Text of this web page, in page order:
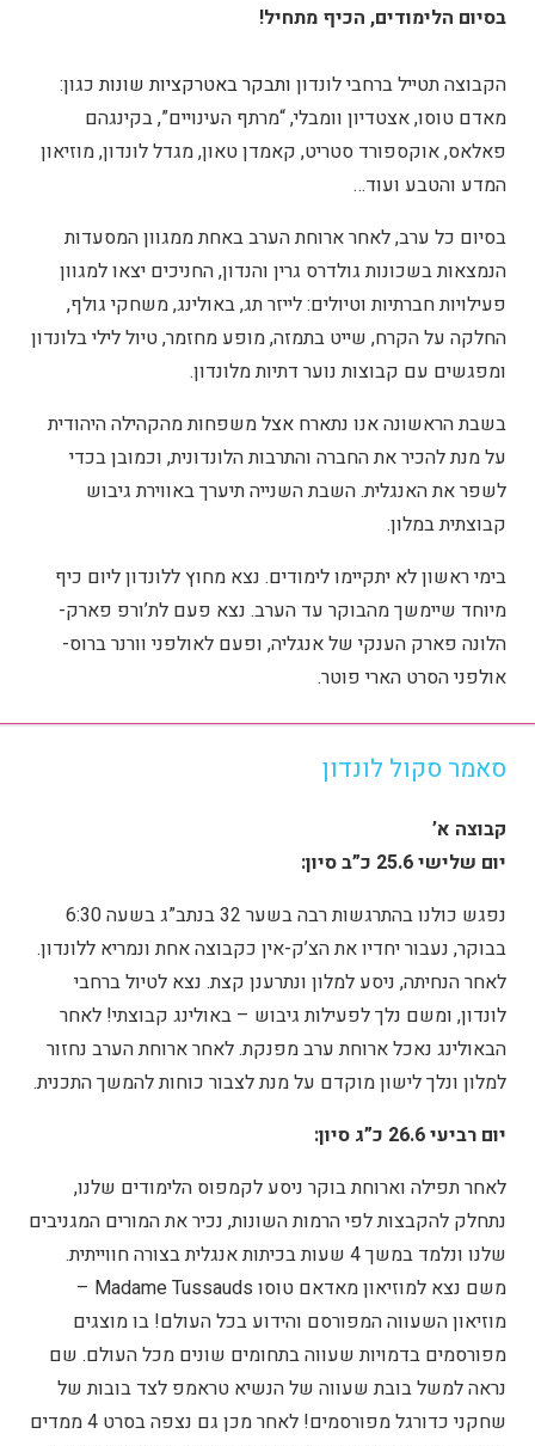
בסיום הלימודים, הכיף מתחיל!
הקבוצה תטייל ברחבי לונדון ותבקר באטרקציות שונותכגון:
מאדם טוסו, אצטדיון וומבלי, “מרתף העינויים”, בקינגהם
פאלאס, אוקספורד סטריט, קאמדן טאון, מגדל לונדון, מוזיאון
המדע והטבע ועוד…
בסיום כל ערב, לאחר ארוחת הערב באחת ממגוון המסעדות
הנמצאות בשכונות גולדרס גרין והנדון, החניכים יצאו למגוון
פעילויות חברתיות וטיולים: לייזר תג, באולינג, משחקי גולף,
החלקה על הקרח, שייט בתמזה, מופע מחזמר, טיול לילי בלונדון
ומפגשים עם קבוצות נוער דתיות מלונדון.
בשבת הראשונה אנו נתארח אצל משפחות מהקהילה היהודית
על מנת להכיר את החברה והתרבות הלונדונית, וכמובן בכדי
לשפר את האנגלית. השבת השנייה תיערך באווירת גיבוש
קבוצתית במלון.
בימי ראשון לא יתקיימו לימודים. נצא מחוץ ללונדון ליום כיף
מיוחד שיימשך מהבוקר עד הערב. נצא פעם לת’ורפ פארק-
הלונה פארק הענקי של אנגליה, ופעם לאולפני וורנר ברוס-
אולפני הסרט הארי פוטר.
סאמר סקול לונדון
קבוצה א’
יום שלישי 25.6 כ”ב סיון:
נפגש כולנו בהתרגשות רבה בשער 32 בנתב”ג בשעה 6:30
בבוקר, נעבור יחדיו את הצ’ק-אין כקבוצה אחת ונמריא ללונדון.
לאחר הנחיתה, ניסע למלון ונתרענן קצת. נצא לטיול ברחבי
לונדון, ומשם נלך לפעילות גיבוש – באולינג קבוצתי! לאחר
הבאולינג נאכל ארוחת ערב מפנקת. לאחר ארוחת הערב נחזור
למלון ונלך לישון מוקדם על מנת לצבור כוחות להמשך התכנית.
יום רביעי 26.6 כ”ג סיון:
לאחר תפילה וארוחת בוקר ניסע לקמפוס הלימודים שלנו,
נתחלק להקבצות לפי הרמות השונות, נכיר את המורים המגניבים
שלנו ונלמד במשך 4 שעות בכיתות אנגלית בצורה חווייתית.
משם נצא למוזיאון מאדאם טוסו Madame Tussauds –
מוזיאון השעווה המפורסם והידוע בכל העולם! בו מוצגים
מפורסמים בדמויות שעווה בתחומים שונים מכל העולם. שם
נראה למשל בובת שעווה של הנשיא טראמפ לצד בובות של
שחקני כדורגל מפורסמים! לאחר מכן גם נצפה בסרט 4 ממדים